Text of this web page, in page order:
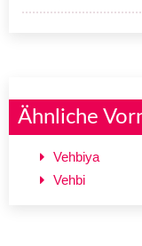
Ähnliche
Vehbiya
Vehbi